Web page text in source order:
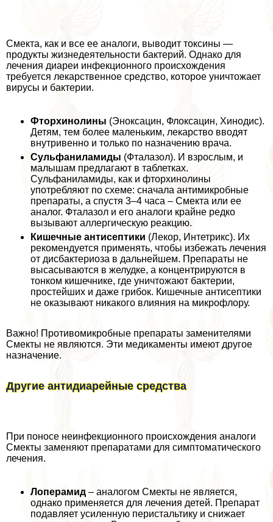
Смекта, как и все ее аналоги, выводит токсины —
продукты жизнедеятельности бактерий. Однако для
лечения диареи инфекционного происхождения
требуется лекарственное средство, которое уничтожает
вирусы и бактерии.
Фторхинолины (Эноксацин, Флоксацин, Хинодис).
Детям, тем более маленьким, лекарство вводят
внутривенно и только по назначению врача.
Сульфаниламиды (Фталазол). И взрослым, и
малышам предлагают в таблетках.
Сульфаниламиды, как и фторхинолины
употрeбляют по схеме: сначала антимикробные
препараты, а спустя 3–4 часа – Смекта или ее
аналог. Фталазол и его аналоги крайне редко
вызывают аллергическую реакцию.
Кишечные антисептики (Лекор, Интетрикс). Их
рекомендуется применять, чтобы избежать лечения
от дисбактериоза в дальнейшем. Препараты не
высасываются в желудке, а концентрируются в
тонком кишечнике, где уничтожают бактерии,
простейших и даже грибок. Кишечные антисептики
не оказывают никакого влияния на микрофлору.
Важно! Противомикробные препараты заменителями
Смекты не являются. Эти медикаменты имеют другое
назначение.
Другие антидиарейные средства
При поносе неинфекционного происхождения аналоги
Смекты заменяют препаратами для симптоматического
лечения.
Лоперамид – аналогом Смекты не является,
однако применяется для лечения детей. Препарат
подавляет усиленную перистальтику и снижает